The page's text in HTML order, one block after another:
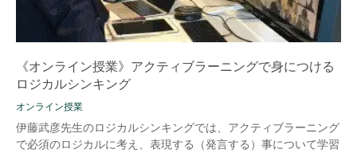
《オンライン授業》アクティブラーニングで身につける
ロジカルシンキング
オンライン授業
伊藤武彦先生のロジカルシンキングでは、アクティブラーニング
で必須のロジカルに考え、表現する（発言する）事について学習